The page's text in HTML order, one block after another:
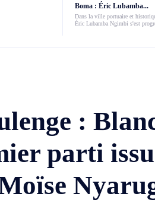
Boma : Éric Lubamba...
Dans la ville portuaire et
Éric Lubamba Ngimbi s'est
:
parti